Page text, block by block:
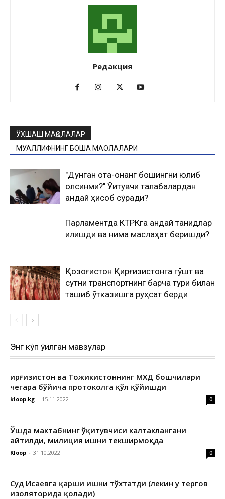
Редакция
ЎХШАШ МАҚОЛАЛАР
МУАЛЛИФНИНГ БОШҚА МАҚОЛАЛАРИ
"Дунган ота-онанг бошингни юлиб
олсинми?" Ўқитувчи талабалардан
қандай ҳисоб сўради?
Парламентда КТРКга қандай танқидлар
қилишди ва нима маслаҳат беришди?
Қозоғистон Қирғизистонга гўшт ва
сутни транспортнинг барча тури билан
ташиб ўтказишга руҳсат берди
Энг кўп ўқилган мавзулар
Қирғизистон ва Тожикистоннинг МХДҚ бошчилари
чегара бўйича протоколга қўл қўйишди
kloop.kg - 15.11.2022 0
Ўшда мактабнинг ўқитувчиси калтаклангани
айтилди, милиция ишни текширмоқда
Kloop - 31.10.2022 0
Суд Исаевга қарши ишни тўхтатди (лекин у тергов
изоляторида қолади)